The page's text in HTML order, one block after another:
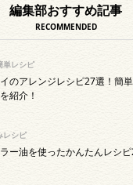
編集部おすすめ記事
RECOMMENDED
単レシピ
のアレンジレシピ27選！簡
紹介！
レシピ
ー油を使ったかんたんレシ